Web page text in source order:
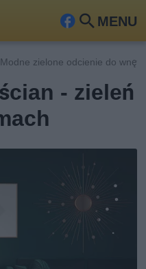
MENU
Fa
ook
Szu
kaj
Modne zielone odcienie do
- zieleń